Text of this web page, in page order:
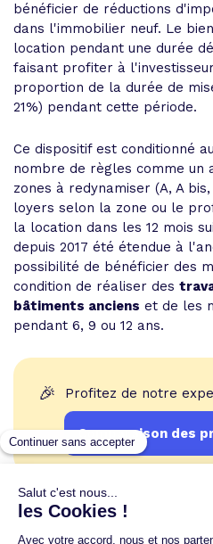
bénéficier de réductions
dans l'immobilier neuf. Le
location pendant une durée
faisant profiter à
proportion de la durée de
21%) pendant cette période.
Ce dispositif est conditionné
nombre de règles comme un
zones à redynamiser (A, A
loyers selon la zone ou le
la location dans les 12 mois
depuis 2017 été étendue à
possibilité de bénéficier des
condition de réaliser des
bâtiments anciens et de les
pendant 6, 9 ou 12 ans.
🎉 Profitez de notre
Comparaison des